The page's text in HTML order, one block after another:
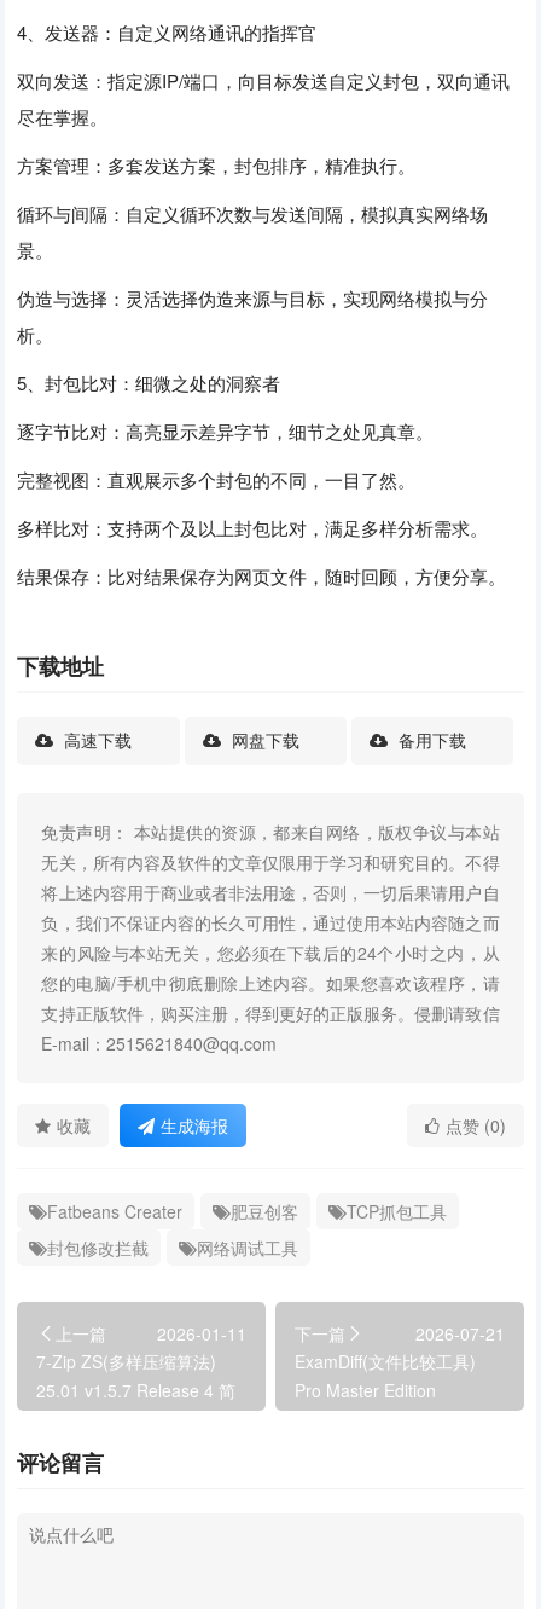
4、发送器：自定义网络通讯的指挥官
双向发送：指定源IP/端口，向目标发送自定义封包，双向通讯
尽在掌握。
方案管理：多套发送方案，封包排序，精准执行。
循环与间隔：自定义循环次数与发送间隔，模拟真实网络场
景。
伪造与选择：灵活选择伪造来源与目标，实现网络模拟与分
析。
5、封包比对：细微之处的洞察者
逐字节比对：高亮显示差异字节，细节之处见真章。
完整视图：直观展示多个封包的不同，一目了然。
多样比对：支持两个及以上封包比对，满足多样分析需求。
结果保存：比对结果保存为网页文件，随时回顾，方便分享。
下载地址
高速下载 网盘下载 备用下载
免责声明： 本站提供的资源，都来自网络，版权争议与本站
无关，所有内容及软件的文章仅限用于学习和研究目的。不得
将上述内容用于商业或者非法用途，否则，一切后果请用户自
负，我们不保证内容的长久可用性，通过使用本站内容随之而
来的风险与本站无关，您必须在下载后的24个小时之内，从
您的电脑/手机中彻底删除上述内容。如果您喜欢该程序，请
支持正版软件，购买注册，得到更好的正版服务。侵删请致信
E-mail：2515621840@qq.com
收藏 生成海报 点赞 (0)
Fatbeans Creater 肥豆创客
TCP抓包工具
封包修改拦截
网络调试工具
上一篇
2026-01-11
7-Zip ZS(多样压缩算法)
25.01 v1.5.7 Release 4 简
体中文版
下一篇
2026-07-21
ExamDiff(文件比较工具)
Pro Master Edition
v17.0.1.7 便携版
评论留言